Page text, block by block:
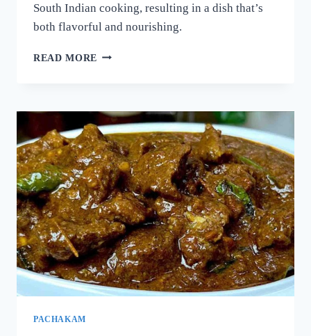
South Indian cooking, resulting in a dish that’s
both flavorful and nourishing.
READ MORE റാഗി
രുചി
കൂടാനും
ഈ
ഒരു
പൊടികൈ
ചെയ്യൂ!
പഞ്ഞിക്കെട്ട്
പോലെ
ഒരു
റാഗി
പുട്ട്!
|
SPECIAL
PACHAKAM